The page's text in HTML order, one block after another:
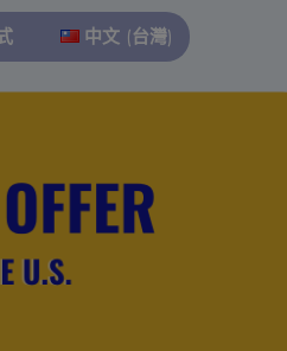
中文 (台灣)